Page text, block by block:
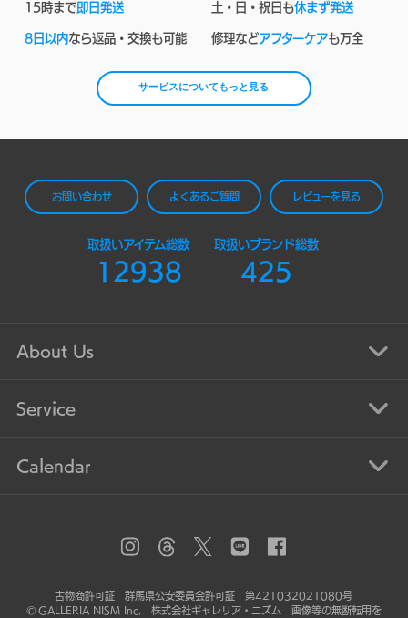
15時まで即日発送 土・日・祝日も休まず発送
8日以内なら返品・交換も可能 修理などアフターケアも万全
サービスについてもっと見る
お問い合わせ よくあるご質問 レビューを見る
取扱いアイテム総数
12938
取扱いブランド総数
425
About Us
Service
Calendar
古物商許可証 群馬県公安委員会許可証 第421032021080号
© GALLERIA NISM Inc. 株式会社ギャレリア・ニズム 画像等の無断転用を